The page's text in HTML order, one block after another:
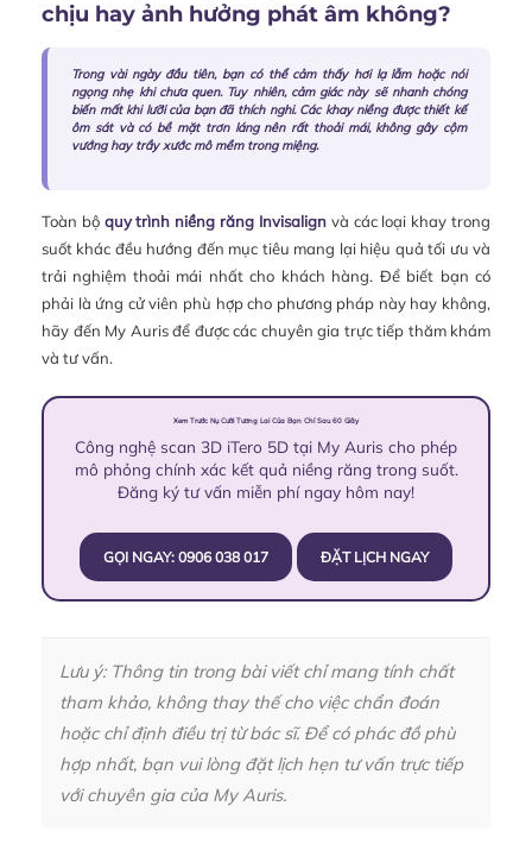
chịu hay ảnh hưởng phát âm không?
Trong vài ngày đầu tiên, bạn có thể cảm thấy hơi lạ lẫm hoặc nói
ngọng nhẹ khi chưa quen. Tuy nhiên, cảm giác này sẽ nhanh chóng
biến mất khi lưỡi của bạn đã thích nghi. Các khay niềng được thiết kế
ôm sát và có bề mặt trơn láng nên rất thoải mái, không gây cộm
vướng hay trầy xước mô mềm trong miệng.
Toàn bộ quy trình niềng răng Invisalignvà các loại khay trong
suốt khác đều hướng đến mục tiêu mang lại hiệu quả tối ưu và
trải nghiệm thoải mái nhất cho khách hàng. Để biết bạn có
phải là ứng cử viên phù hợp cho phương pháp này hay không,
hãy đến My Auris để được các chuyên gia trực tiếp thăm khám
và tư vấn.
Xem Trước Nụ Cười Tương Lai Của Bạn Chỉ Sau 60 Giây
Công nghệ scan 3D iTero 5D tại My Auris cho phép
mô phỏng chính xác kết quả niềng răng trong suốt.
Đăng ký tư vấn miễn phí ngay hôm nay!
GỌI NGAY: 0906 038 017 ĐẶT LỊCH NGAY
Lưu ý: Thông tin trong bài viết chỉ mang tính chất
tham khảo, không thay thế cho việc chẩn đoán
hoặc chỉ định điều trị từ bác sĩ. Để có phác đồ phù
hợp nhất, bạn vui lòng đặt lịch hẹn tư vấn trực tiếp
với chuyên gia của My Auris.